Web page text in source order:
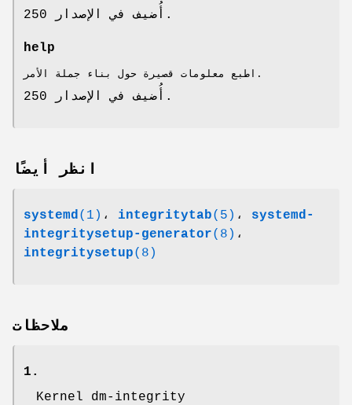
أُضيف في الإصدار 250.
help
اطبع معلومات قصيرة حول بناء جملة الأمر.
أُضيف في الإصدار 250.
انظر أيضًا
systemd(1) ، integritytab(5) ، systemd-
integritysetup-generator(8) ،
integritysetup(8)
ملاحظات
1.
Kernel dm-integrity